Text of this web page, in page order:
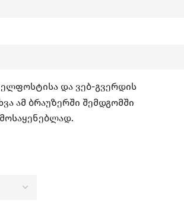
ელფოსტისა და ვებ-გვერდის
ამ ბრაუზერში შემდგომში